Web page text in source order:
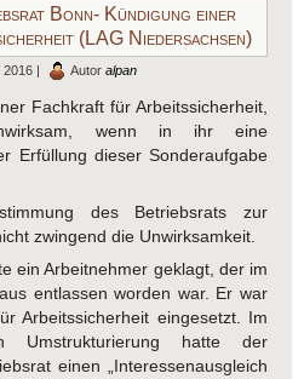
Bonn- Kündigung einer
(LAG Niedersachsen)
| Autor alpan
Fachkraft für Arbeitssicherheit,
wenn in ihr eine
Erfüllung dieser Sonderaufgabe
des Betriebsrats zur
zwingend die Unwirksamkeit.
ein Arbeitnehmer geklagt, der im
entlassen worden war. Er war
Arbeitssicherheit eingesetzt. Im
Umstrukturierung hatte der
einen „Interessenausgleich